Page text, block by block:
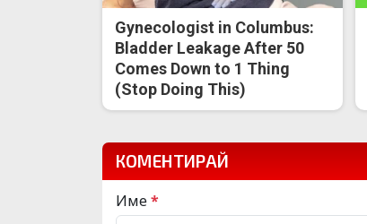
Gynecologist in Columbus:
Bladder Leakage After 50
Comes Down to 1 Thing
(Stop Doing This)
КОМЕНТИРАЙ
Име*